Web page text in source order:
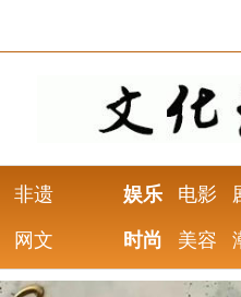
非遗
网文
娱乐 电影
时尚 美容